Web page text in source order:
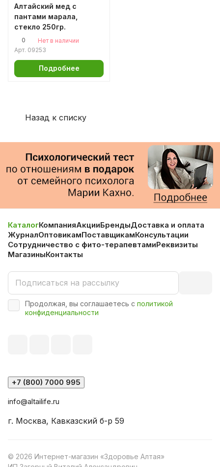
Алтайский мед с
пантами марала,
стекло 250гр.
0
Нет в наличии
Арт. 09253
Подробнее
Назад к списку
КаталогКомпанияАкцииБрендыДоставка и оплата
ЖурналОптовикамПоставщикамКонсультации
Сотрудничество с фито-терапевтамиРеквизиты
МагазиныКонтакты
Продолжая, вы соглашаетесь с политикой
конфиденциальности
+7 (800) 7000 995
info@altailife.ru
г. Москва, Кавказский б-р 59
© 2026 Интернет-магазин «Здоровье Алтая»